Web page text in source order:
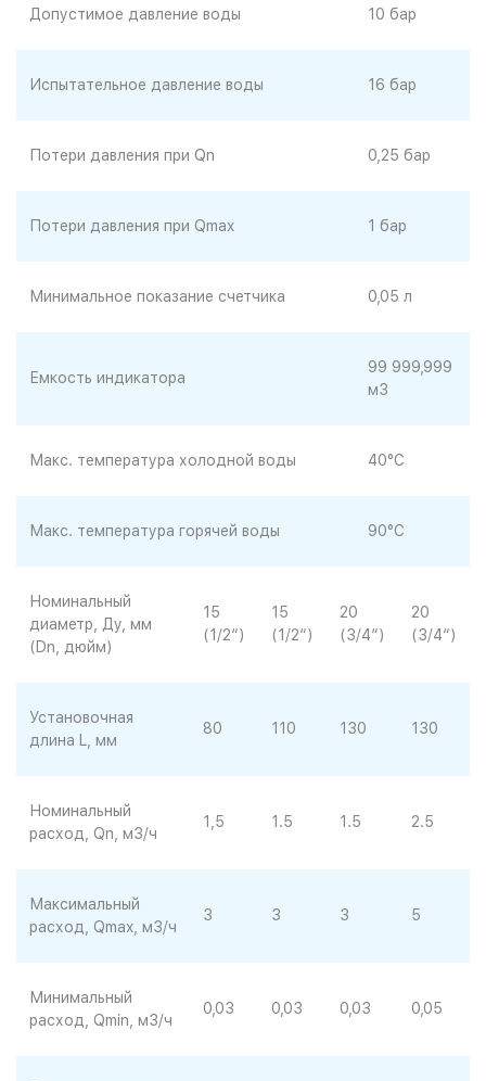
Допустимое давление воды 10 бар
Испытательное давление воды 16 бар
Потери давления при Qn 0,25 бар
Потери давления при Qmax 1 бар
Минимальное показание счетчика 0,05 л
Емкость индикатора
99 999,999
м3
Макс. температура холодной воды 40°С
Макс. температура горячей воды 90°С
Номинальный
диаметр, Ду, мм
(Dn, дюйм)
15
(1/2“)
15
(1/2“)
20
(3/4“)
20
(3/4“)
Установочная
длина L, мм
80 110 130 130
Номинальный
расход, Qn, м3/ч
1,5 1.5 1.5 2.5
Максимальный
расход, Qmax, м3/ч
3 3 3 5
Минимальный
расход, Qmin, м3/ч
0,03 0,03 0,03 0,05